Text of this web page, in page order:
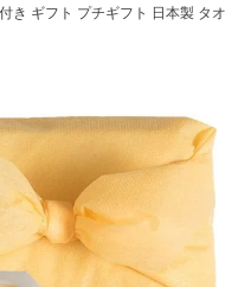
き ギフト プチギフト 日本製 タオ